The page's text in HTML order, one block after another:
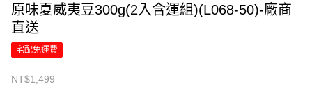
原味夏威夷豆300g(2入含運組)(L068-50)-廠商
直送
宅配免運費
NT$1,499